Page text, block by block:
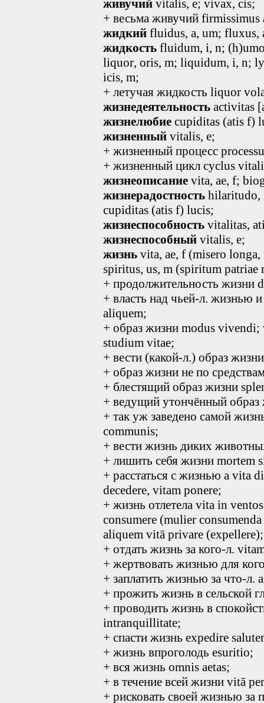
живучий vitalis, e; vivax, cis;
+ весьма живучий
жидкий fluidus, a, um; fluxus,
жидкость fluidum, i, n;
liquor, oris, m; liquidum, i, n;
icis, m;
+ летучая жидкость liquor
жизнедеятельность activitas
жизнелюбие cupiditas (atis f)
жизненный vitalis, e;
+ жизненный процесс
+ жизненный цикл cyclus
жизнеописание vita, ae, f;
жизнерадостность hilaritudo,
cupiditas (atis f) lucis;
жизнеспособность vitalitas,
жизнеспособный vitalis, e;
жизнь vita, ae, f (misero
spiritus, us, m (spiritum patriae
+ продолжительность жизни
+ власть над чьей-л. жизнью
aliquem;
+ образ жизни modus
studium vitae;
+ вести (какой-л.) образ
+ образ жизни не по
+ блестящий образ жизни
+ ведущий утончённый
+ так уж заведено самой
communis;
+ вести жизнь диких
+ лишить себя жизни mortem
+ расстаться с жизнью a vita
decedere, vitam ponere;
+ жизнь отлетела vita in
consumere (mulier
aliquem vitā privare (expellere);
+ отдать жизнь за кого-л.
+ жертвовать жизнью для
+ заплатить жизнью за что-
+ прожить жизнь в сельской
+ проводить жизнь в
intranquillitate;
+ спасти жизнь expedire
+ жизнь впроголодь esuritio;
+ вся жизнь omnis aetas;
+ в течение всей жизни vitā
+ рисковать своей жизнью за